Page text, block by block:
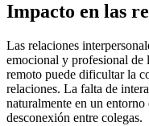
Impacto en las
Las relaciones
emocional y profesional de
remoto puede dificultar la
relaciones. La falta de
naturalmente en un
desconexión entre colegas.